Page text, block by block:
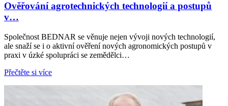
Ověřování agrotechnických technologií a postupů
v…
Společnost BEDNAR se věnuje nejen vývoji nových technologií,
ale snaží se i o aktivní ověření nových agronomických postupů v
praxi v úzké spolupráci se zemědělci…
Přečtěte si více